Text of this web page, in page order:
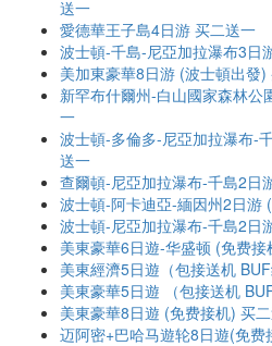
送一
愛德華王子島4日游 买二送一
波士頓-千島-尼亞加拉瀑布3日
美加東豪華8日游 (波士頓出發)
新罕布什爾州-白山國家森林公
一
波士頓-多倫多-尼亞加拉瀑布-
送一
查爾頓-尼亞加拉瀑布-千島2日
波士頓-阿卡迪亞-緬因州2日游
波士頓-尼亞加拉瀑布-千島2日
美東豪華6日遊-华盛顿 (免费
美東經濟5日遊（包接送机
美東豪華5日遊 （包接送机
美東豪華8日遊 (免费接机) 买
迈阿密+巴哈马遊轮8日遊(免费